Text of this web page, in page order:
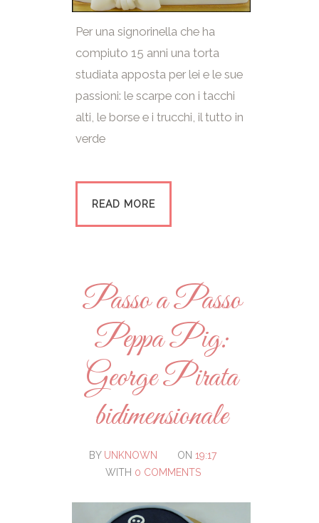
Per una signorinella che ha
compiuto 15 anni una torta
studiata apposta per lei e le sue
passioni: le scarpe con i tacchi
alti, le borse e i trucchi, il tutto in
verde
READ MORE
Passo a Passo
Peppa Pig:
George Pirata
bidimensionale
BY UNKNOWN ON 19:17
WITH 0 COMMENTS